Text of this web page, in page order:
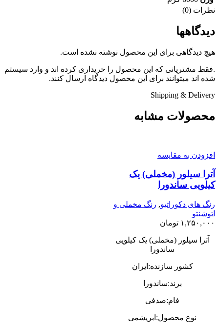
نظرات (0)
دیدگاهها
هیچ دیدگاهی برای این محصول نوشته نشده است.
.فقط مشتریانی که این محصول را خریداری کرده اند و وارد سیستم
شده اند میتوانند برای این محصول دیدگاه ارسال کنند.
Shipping & Delivery
محصولات مشابه
افزودن به مقایسه
آترا سیلور (مخملی) یک
کیلویی ساندورا
رنگ های دکوراتیو, رنگ مخملی و
اتوشنتو
۱,۲۵۰,۰۰۰ تومان
آترا سیلور (مخملی) یک کیلویی
ساندورا
کشور سازنده:ایران
برند:ساندورا
فام:صدفی
نوع محصول:ابریشمی